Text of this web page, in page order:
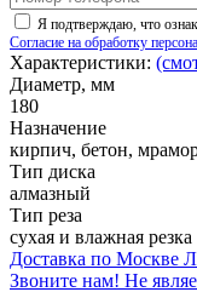
Я подтверждаю, что
Согласие на обработку
Характеристики:
Диаметр, мм
180
Назначение
кирпич, бетон,
Тип диска
алмазный
Тип реза
сухая и влажная резка
Доставка по Москве
Звоните нам! Не